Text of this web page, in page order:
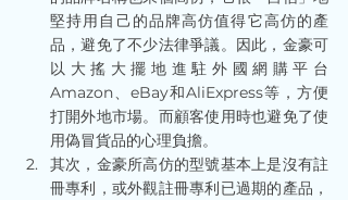
堅持用自己的品牌高仿值得它高仿的產
品，避免了不少法律爭議。因此，金豪可
以大搖大擺地進駐外國網購平台
Amazon、eBay和AliExpress等，方便
打開外地市場。而顧客使用時也避免了使
用偽冒貨品的心理負擔。
其次，金豪所高仿的型號基本上是沒有註
冊專利，或外觀註冊專利已過期的產品，